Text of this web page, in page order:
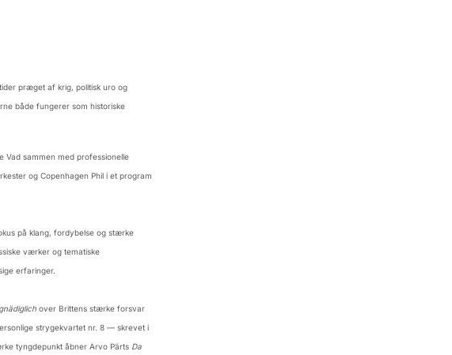
præget af krig, politisk uro og
både fungerer som historiske
Vad sammen med professionelle
og Copenhagen Phil i et program
på klang, fordybelse og stærke
værker og tematiske
erfaringer.
over Brittens stærke forsvar
strygekvartet nr. 8 — skrevet i
tyngdepunkt åbner Arvo Pärts Da